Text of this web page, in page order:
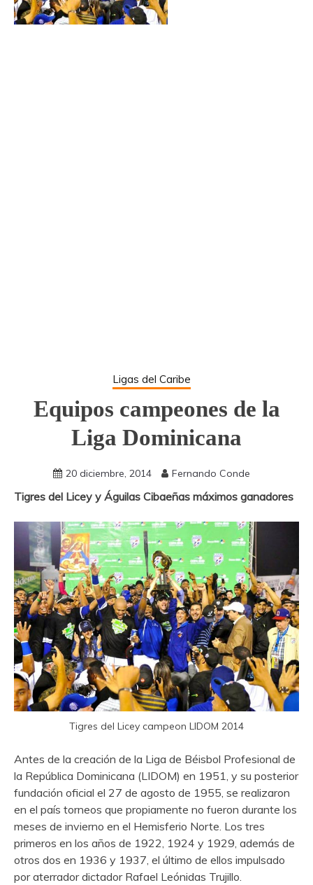
Ligas del Caribe
Equipos campeones de la
Liga Dominicana
20 diciembre, 2014 Fernando Conde
Tigres del Licey y Águilas Cibaeñas máximos ganadores
Tigres del Licey campeon LIDOM 2014
Antes de la creación de la Liga de Béisbol Profesional de
la República Dominicana (LIDOM) en 1951, y su posterior
fundación oficial el 27 de agosto de 1955, se realizaron
en el país torneos que propiamente no fueron durante los
meses de invierno en el Hemisferio Norte. Los tres
primeros en los años de 1922, 1924 y 1929, además de
otros dos en 1936 y 1937, el último de ellos impulsado
por aterrador dictador Rafael Leónidas Trujillo.